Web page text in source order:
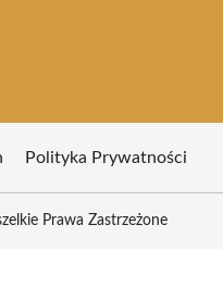
Polityka Prywatności
Prawa Zastrzeżone